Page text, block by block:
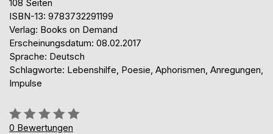
108 Seiten
ISBN-13: 9783732291199
Verlag: Books on Demand
Erscheinungsdatum: 08.02.2017
Sprache: Deutsch
Schlagworte: Lebenshilfe, Poesie, Aphorismen, Anregungen,
Impulse
Bewertung::
0%
0 Bewertungen